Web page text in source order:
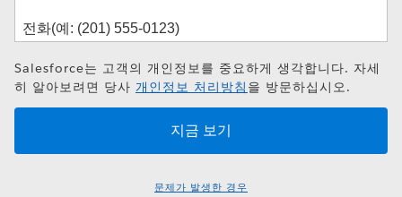
Salesforce는 고객의 개인정보를 중요하게 생각합니다. 자세
히 알아보려면 당사 개인정보 처리방침 을 방문하십시오.
문제가 발생한 경우